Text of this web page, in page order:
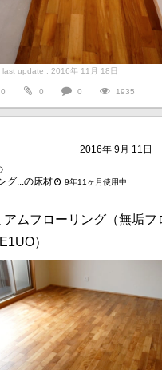
last update : 2016年 11月 18日
0 0 0 1935
2016年 9月 11日
グ...の床材 9年11ヶ月使用中
ムフローリング（無垢フ
）